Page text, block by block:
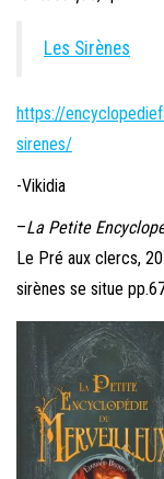
Les Sirènes
https://
sirenes/
-Vikidia
–La Petite
Le Pré aux clercs,
sirènes se situe